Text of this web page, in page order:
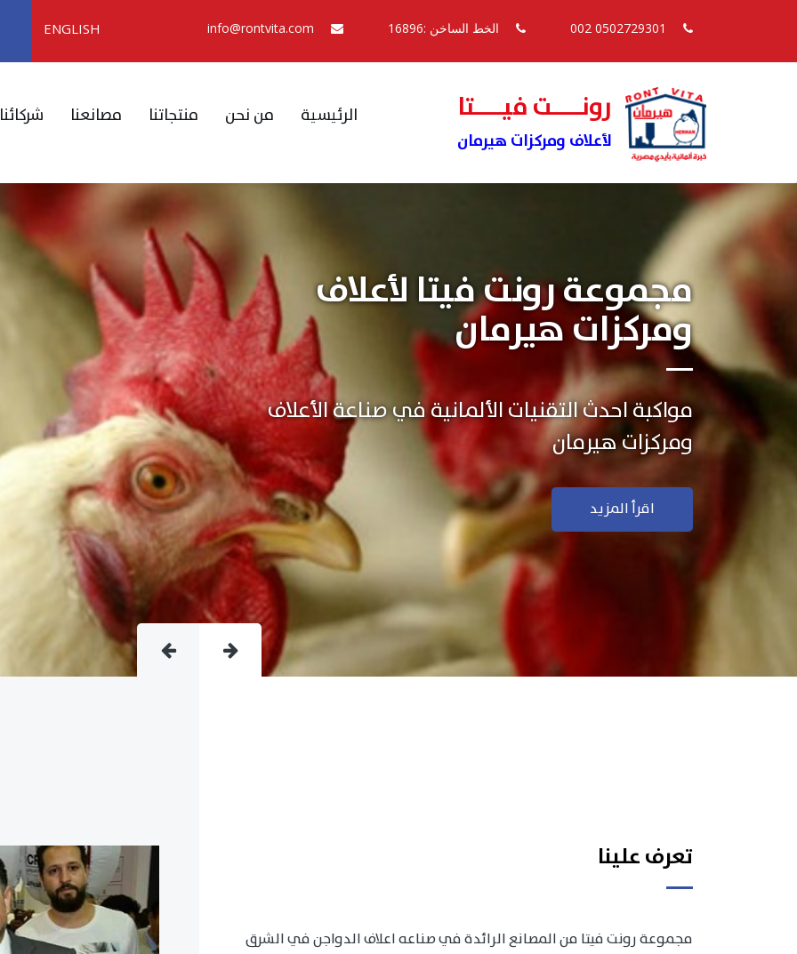
الخط الساخن :16896 ENGLISH
رونــــت فيــــتا
لأعلاف ومركزات هيرمان
الرئيسية من نحن منتجاتنا مصانعنا شركائنا
مجموعة رونت فيتا لأعلاف
ومركزات هيرمان
نستخدم التكنولوجيا الألمانية المتقدمة فى صناعة
منتجاتنا بجودة ودقة عالية
اقرأ المزيد
تعرف علينا
مجموعة رونت فيتا من المصانع الرائدة في صناعه اعلاف الدواجن في الشرق